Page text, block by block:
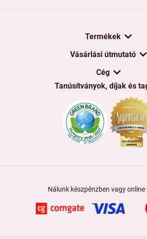
Termékek
Vásárlási útmutató
Cég
Tanúsítványok, díjak és
Nálunk készpénzben vagy